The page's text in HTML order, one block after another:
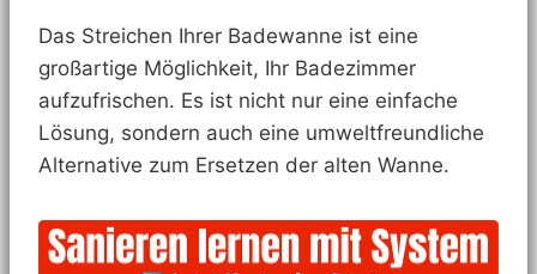
Das Streichen Ihrer Badewanne ist eine
großartige Möglichkeit, Ihr Badezimmer
aufzufrischen. Es ist nicht nur eine einfache
Lösung, sondern auch eine umweltfreundliche
Alternative zum Ersetzen der alten Wanne.